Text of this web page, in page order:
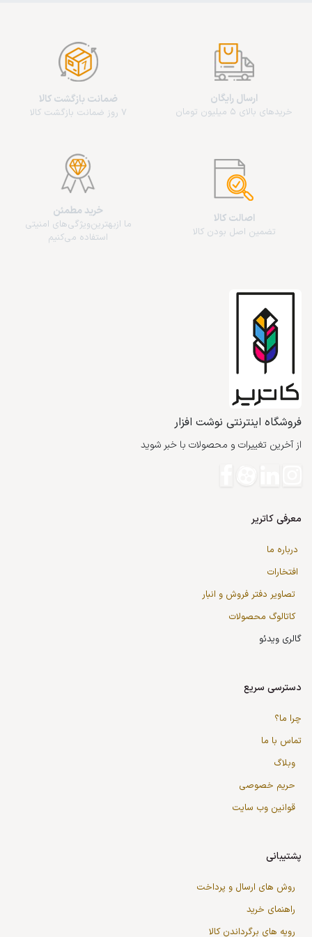
ارسال رایگان
خریدهای بالای 5 میلیون تومان
ضمانت بازگشت کالا
7 روز ضمانت بازگشت کالا
اصالت کالا
تضمین اصل بودن کالا
خرید مطمئن
ما از‌بهترین‌ویژگی‌های امنیتی
استفاده می‌کنیم
فروشگاه اینترنتی نوشت افزار
از آخرین تغییرات و محصولات با خبر شوید
معرفی کاتریر
درباره ما
افتخارات
تصاویر دفتر فروش و انبار
کاتالوگ محصولات
گالری ویدئو
دسترسی سریع
چرا ما؟
تماس با ما
وبلاگ
حریم خصوصی
قوانین وب سایت
پشتیبانی
روش های ارسال و پرداخت
راهنمای خرید
رویه های برگرداندن کالا